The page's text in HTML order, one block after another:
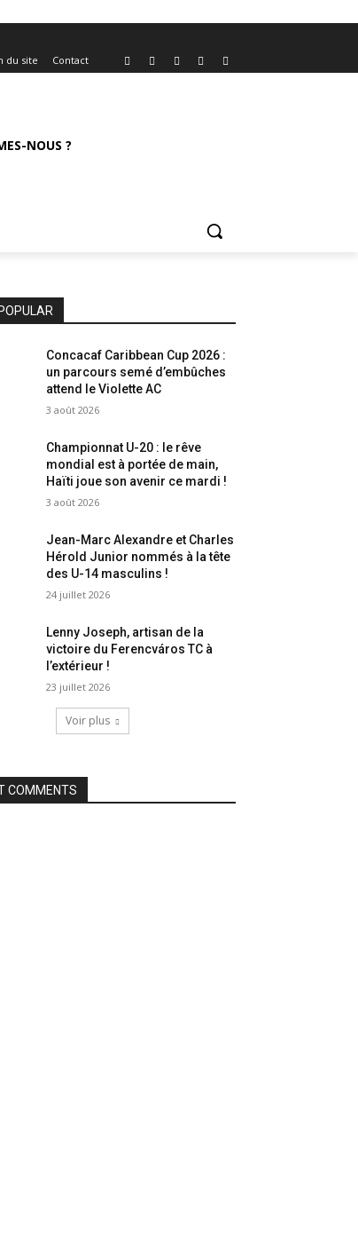
du site Contact
NOUS ?
Concacaf Caribbean Cup 2026 :
un parcours semé d’embûches
attend le Violette AC
3 août 2026
Championnat U-20 : le rêve
mondial est à portée de main,
Haïti joue son avenir ce mardi !
3 août 2026
Jean-Marc Alexandre et Charles
Hérold Junior nommés à la tête
des U-14 masculins !
24 juillet 2026
Lenny Joseph, artisan de la
victoire du Ferencváros TC à
l’extérieur !
23 juillet 2026
Voir plus
COMMENTS